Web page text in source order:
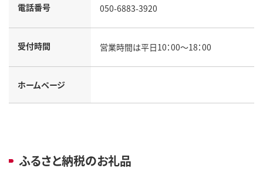
電話番号 050-6883-3920
受付時間 営業時間は平日10：00～18：00
ホームページ
ふるさと納税のお礼品